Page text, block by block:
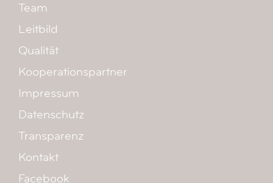
Team
Leitbild
Qualität
Kooperationspartner
Impressum
Datenschutz
Transparenz
Kontakt
Facebook